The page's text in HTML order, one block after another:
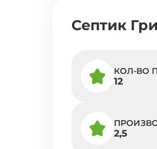
Септик
КОЛ-ВО
12
2,5